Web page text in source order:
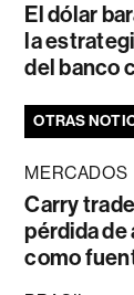
El dólar
la
del banco
OTRAS
MERCADOS
Carry
pérdida
como